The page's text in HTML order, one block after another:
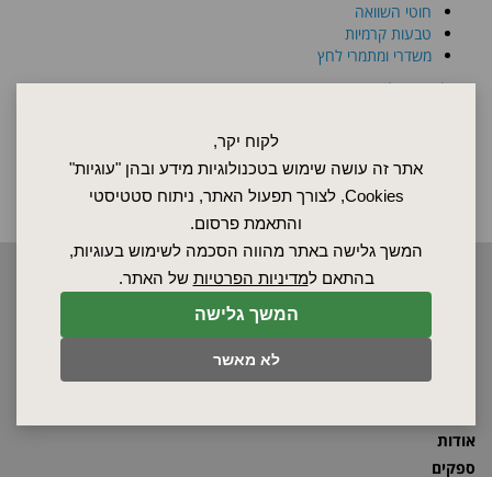
המשך גלישה
לא מאשר
לקוח יקר,
אתר זה עושה שימוש בטכנולוגיות מידע ובהן "עוגיות"
Cookies, לצורך תפעול האתר, ניתוח סטטיסטי
והתאמת פרסום.
המשך גלישה באתר מהווה הסכמה לשימוש בעוגיות,
בהתאם למדיניות הפרטיות של האתר.
חוטי השוואה
טבעות קרמיות
משדרי ומתמרי לחץ
Tailor made
מקפיאים
מקפיאים מעבדתיים
2026 © כל הזכויות שמורות לאלקטרוטרם שיווק בע"מ, אין להעתיק, לשכפל
טקסטים, תמונות וכל חומר אחר באתר זה ללא אישור בעלי החברה.
אודות
ספקים